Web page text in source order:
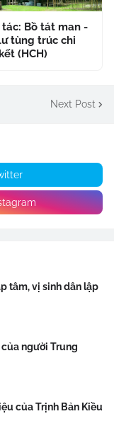
tác: Bồ tát man -
tùng trúc chi
(HCH)
Next Post
tâm, vị sinh dân lập
người Trung
của Trịnh Bản Kiều